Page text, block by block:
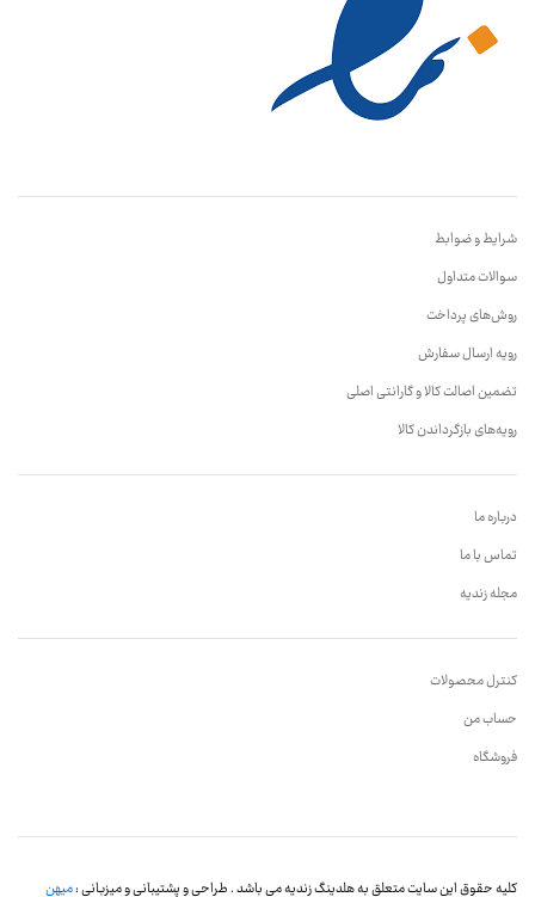
شرایط و ضوابط
سوالات متداول
روش‌های پرداخت
رویه ارسال سفارش
تضمین اصالت کالا و گارانتی اصلی
رویه‌های بازگرداندن کالا
درباره ما
تماس با ما
مجله زندیه
کنترل محصولات
حساب من
فروشگاه
کلیه حقوق این سایت متعلق به هلدینگ زندیه می باشد . طراحی و پشتیبانی و میزبانی :میهن